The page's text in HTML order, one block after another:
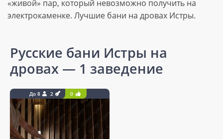
«живой» пар, который невозможно получить на
электрокаменке. Лучшие бани на дровах Истры.
Русские бани Истры на
дровах — 1 заведение
До 8 2 0